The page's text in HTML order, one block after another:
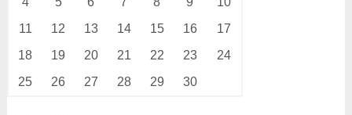
11
12 13 14 15 16
17
18
19 20 21 22 23
24
25
26 27 28 29 30